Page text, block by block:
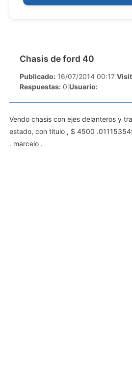
Chasis de ford 40
Publicado: 16/07/2014 00:17
Respuestas: 0 Usuario:
Vendo chasis con ejes delanteros y
estado, con titulo , $ 4500
. marcelo .